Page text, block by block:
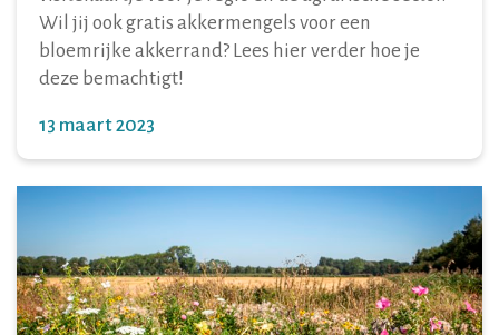
Wil jij ook gratis akkermengels voor een
bloemrijke akkerrand? Lees hier verder hoe je
deze bemachtigt!
13 maart 2023